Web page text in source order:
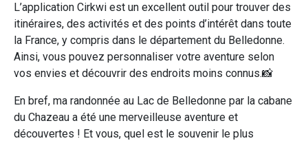
L’application Cirkwi est un excellent outil pour trouver des
itinéraires, des activités et des points d’intérêt dans toute
la France, y compris dans le département du Belledonne.
Ainsi, vous pouvez personnaliser votre aventure selon
vos envies et découvrir des endroits moins connus.📸
En bref, ma randonnée au Lac de Belledonne par la cabane
du Chazeau a été une merveilleuse aventure et
découvertes ! Et vous, quel est le souvenir le plus